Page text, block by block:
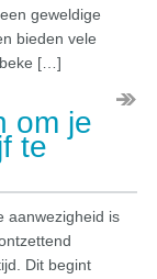
geweldige
bieden vele
[…]
om je
te
aanwezigheid is
Dit begint